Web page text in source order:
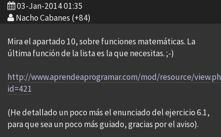
03-Jan-2014 01:35
Nacho Cabanes (+84)
Mira el apartado 10, sobre funciones matemáticas. La
última función de la lista es la que necesitas. ;-)
http://www.aprendeaprogramar.com/mod/resource/
id=421
(He detallado un poco más el enunciado del ejercicio 6.1,
para que sea un poco más guiado, gracias por el aviso).